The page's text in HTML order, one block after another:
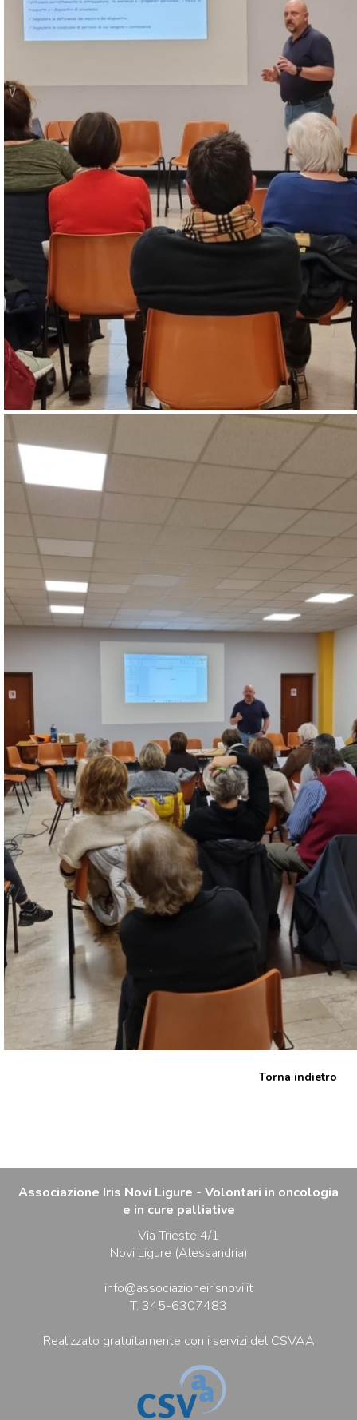
Torna indietro
Associazione Iris Novi Ligure - Volontari in oncologia
e in cure palliative
Via Trieste 4/1
Novi Ligure (Alessandria)
info@associazioneirisnovi.it
T. 345-6307483
Realizzato gratuitamente con i servizi del CSVAA